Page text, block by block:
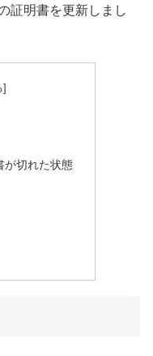
証明書を更新しまし
が切れた状態